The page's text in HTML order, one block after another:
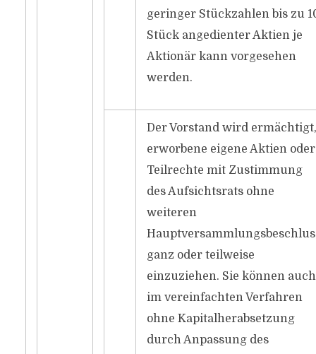
geringer Stückzahlen bis zu
Stück angedienter Aktien je
Aktionär kann vorgesehen
werden.
Der Vorstand wird ermächtigt,
erworbene eigene Aktien oder
Teilrechte mit Zustimmung
des Aufsichtsrats ohne
weiteren
ganz oder teilweise
einzuziehen. Sie können auch
im vereinfachten Verfahren
ohne Kapitalherabsetzung
durch Anpassung des